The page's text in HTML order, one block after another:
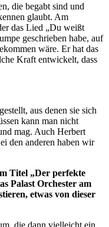
die begabt sind und
glaubt. Am
das Lied „Du weißt
geschrieben habe, auf
wäre. Er hat das
Kraft entwickelt, dass
aus denen sie sich
kann man nicht
mag. Auch Herbert
den anderen haben wir
Titel „Der perfekte
Palast Orchester am
etwas von dieser
die dann vielleicht ein